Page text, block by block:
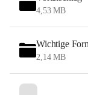
4,53 MB
Wichtige
2,14 MB